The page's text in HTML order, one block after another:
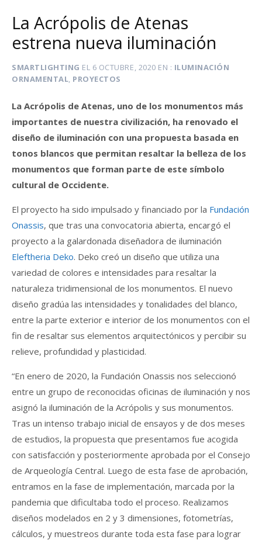
La Acrópolis de Atenas
estrena nueva iluminación
SMARTLIGHTING EL 6 OCTUBRE, 2020 EN
ILUMINACIÓN
ORNAMENTAL, PROYECTOS
La Acrópolis de Atenas, uno de los monumentos más
importantes de nuestra civilización, ha renovado el
diseño de iluminación con una propuesta basada en
tonos blancos que permitan resaltar la belleza de los
monumentos que forman parte de este símbolo
cultural de Occidente.
El proyecto ha sido impulsado y financiado por la Fundación
Onassis, que tras una convocatoria abierta, encargó el
proyecto a la galardonada diseñadora de iluminación
Eleftheria Deko. Deko creó un diseño que utiliza una
variedad de colores e intensidades para resaltar la
naturaleza tridimensional de los monumentos. El nuevo
diseño gradúa las intensidades y tonalidades del blanco,
entre la parte exterior e interior de los monumentos con el
fin de resaltar sus elementos arquitectónicos y percibir su
relieve, profundidad y plasticidad.
“En enero de 2020, la Fundación Onassis nos seleccionó
entre un grupo de reconocidas oficinas de iluminación y nos
asignó la iluminación de la Acrópolis y sus monumentos.
Tras un intenso trabajo inicial de ensayos y de dos meses
de estudios, la propuesta que presentamos fue acogida
con satisfacción y posteriormente aprobada por el Consejo
de Arqueología Central. Luego de esta fase de aprobación,
entramos en la fase de implementación, marcada por la
pandemia que dificultaba todo el proceso. Realizamos
diseños modelados en 2 y 3 dimensiones, fotometrías,
cálculos, y muestreos durante toda esta fase para lograr